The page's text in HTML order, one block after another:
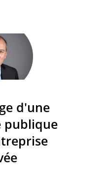
d'une
publique